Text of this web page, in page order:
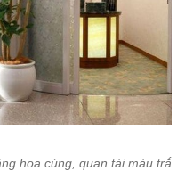
hoa cúng, quan tài màu